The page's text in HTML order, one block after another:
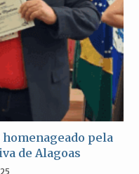
pela
de Alagoas